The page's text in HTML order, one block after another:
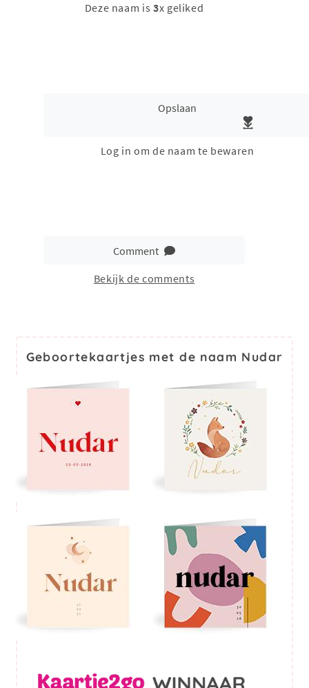
Deze naam is 3x geliked
Opslaan
Log in om de naam te bewaren
Comment
Bekijk de comments
Geboortekaartjes met de naam Nudar